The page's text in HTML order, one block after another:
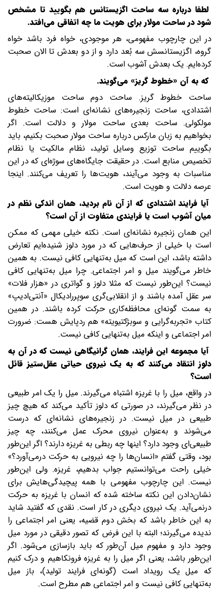
لطفا درباره سه ساحت اگزیستانس هم بگویید تا مشخص
شود در ساحت مولار برای هویت ما چه اتفاقی می‌افتد.
در این چارچوب مفهومی، هر موجودی، خواه فرد باشد خواه
گروه، اگزیستانسش سه بُعد دارد و از دو بعدش تا الان صحبت
کرده‌ایم. یک بعدش آشوب است.
که به آن «خطوط گریز» می‌گویند.
ساحت خطوط گریز. ساحت دوم ساحت موزیکالیته‌های
اشتدادی، ساحت زنجیره‌های نشانه‌ای است: ساحت خطوط
مولکولی. ساحت بعدی ساحت مولار و دلالت است. اگر
بخواهیم به زبان مارکس درباره ساحت مولار صحبت بکنیم، باید
بگوییم ساحت توزیع وسایل تولید، نظام مالکیت یا نظام
تخصیص منابع است. در حقیقت جایگاه‌های سوژه‌ای که در این
مناسبات به وجود می‌آیند، هویت‌ها را تعریف می‌کنند. اینجا
عرصه دلالت و هویت است.
آیا فرایند اشتدادی که از آن نام بردید، همان اندکی نظم در
میان آشوب است‌ یا فرایندی متفاوت از آن است؟
این همان زنجیره نشانه‌ای است. نکته خیلی مهمی که ممکن
است با خیلی از حرف‌هایی که در مورد دلوز شنیده‌ایم تعارض
داشته باشد، این است که میل به‌تنهایی کافی نیست. به همین
خاطر می‌گویند میل و امر اجتماعی. چرا میل به‌تنهایی کافی
نیست؟ این‌طور نیست که مثلا دلوز و گواتری در «هزار فلات»
سر عقل آمده باشند و از انقلابی‌گری سوپر‌رادیکال «آنتی‌ادیپ»
به‌ سمت گونه‌ای محافظه‌کاری حرکت کرده باشند. در همین
کتاب «تجربه‌گرایی و سوبژکتیویته» هم ردپایش هست: ضرورت
امر اجتماعی و اینکه میل به‌تنهایی کافی نیست.
آیا مجموعه این فرایند، همان گرانیگاهی نیست که در آن به
دلوز انتقاد می‌کنند که به یک نیروی حیاتی عقل‌ستیز قائل
است؟
در واقع، میل را با غریزه اشتباه می‌گیرند. میل را یک امر طبیعی
در نظر می‌گیرند، در صورتی که دلوز تأکید می‌کند که هیچ چیز
طبیعی در میل نیست. در زنجیره‌های نشانه‌ای که درست
می‌شوند و به‌عنوان نیروی محرک عمل می‌کنند، چه چیز
طبیعی‌ای وجود دارد؟ اینها چه ربطی به غریزه دارند؟ اگر این‌طور
بود، وقتی گفتم «انسان‌ها را چه نیرویی به حرکت درمی‌آورد؟»
خیلی راحت می‌توانستیم جواب بدهیم، غریزه. ولی این‌طور
نیست. این چارچوب مفهومی با همه پیچیدگی‌هایش برای
نشان‌دادن این نکته ساخته شده که انسان با غریزه به حرکت
درنمی‌آید. یک نیروی دیگری در کار است. نقدی که گفتید شاید
به این خاطر باشد که بخش دوم قضیه، یعنی امر اجتماعی را
ندیده می‌گیرند؛ البته با این فرض که تصور دقیقی در مورد میل
وجود دارد و مفهوم میل آن‌طور که باید بازسازی می‌شود. اگر
این‌طور باشد، یعنی اگر میل را به غریزه فرونکاهیم و درک کنیم
که میل یک رویداد است (گونه‌ای فرایند تولید)، باز میل
به‌تنهایی کافی نیست و امر اجتماعی هم مطرح است.